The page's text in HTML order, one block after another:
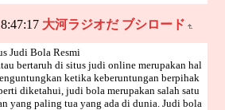
大河ラジオだ ブシロード
Judi Bola Resmi
bertaruh di situs judi online merupakan hal
ketika keberuntungan berpihak
diketahui, judi bola merupakan salah satu
yang paling tua yang ada di dunia. Judi bola